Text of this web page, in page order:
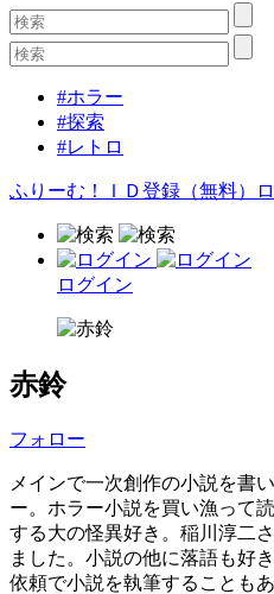
#ホラー
#探索
#レトロ
ふりーむ！ＩＤ登録（無料）
ログイン
赤鈴
フォロー
メインで一次創作の小説を書
ー。ホラー小説を買い漁って
する大の怪異好き。稲川淳二
ました。小説の他に落語も好
依頼で小説を執筆することも